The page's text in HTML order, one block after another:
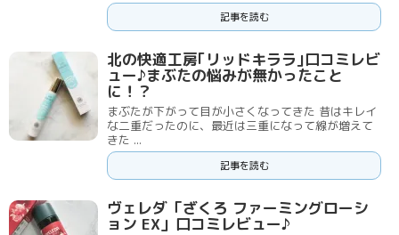
記事を読む
北の快適工房｢リッドキララ｣口コミレビ
ュー♪まぶたの悩みが無かったこと
に！？
まぶたが下がって目が小さくなってきた 昔はキレイ
な二重だったのに、最近は三重になって線が増えて
きた ...
記事を読む
ヴェレダ「ざくろ ファーミングローシ
ョン EX」口コミレビュー♪